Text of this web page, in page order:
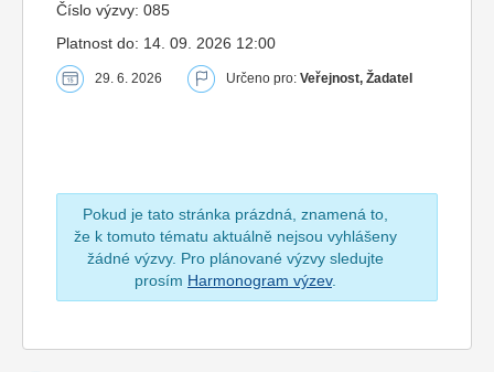
Číslo výzvy: 085
Platnost do: 14. 09. 2026 12:00
29. 6. 2026 Určeno pro: Veřejnost, Žadatel
Pokud je tato stránka prázdná, znamená to,
že k tomuto tématu aktuálně nejsou vyhlášeny
žádné výzvy. Pro plánované výzvy sledujte
prosím Harmonogram výzev.